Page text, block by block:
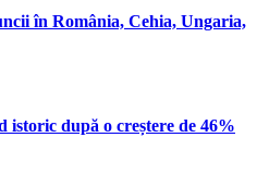
în România, Cehia, Ungaria,
istoric după o creștere de 46%